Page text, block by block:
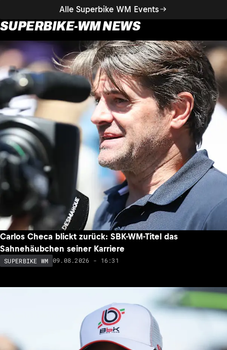
Alle Superbike WM Events
SUPERBIKE-WM NEWS
Carlos Checa blickt zurück: SBK-WM-Titel das
Sahnehäubchen seiner Karriere
SUPERBIKE WM 09.08.2026 - 16:31